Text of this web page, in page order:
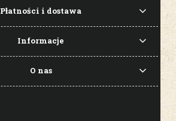
Płatności i dostawa
Informacje
O nas